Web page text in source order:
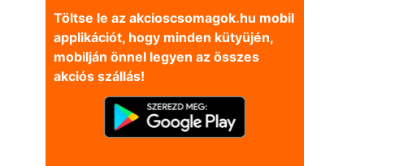
Töltse le az akcioscsomagok.hu mobil
applikációt, hogy minden kütyüjén,
mobilján önnel legyen az összes
akciós szállás!